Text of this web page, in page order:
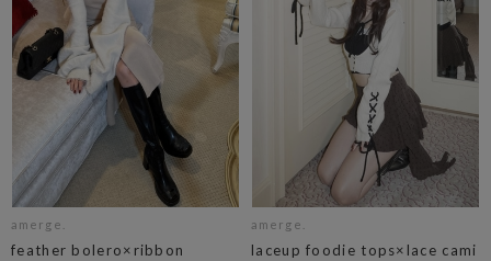
amerge.
feather bolero×ribbon
amerge.
laceup foodie tops×lace cami